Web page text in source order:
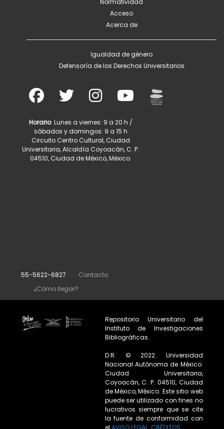
Normatividad
Acceso
Acerca de
Igualdad de género
Defensoría de los Derechos Universitarios
Horario: Lunes a viernes: 9 a 20 h /
sábados y domingos: 9 a 15 h
Circuito Centro Cultural, Ciudad
Universitaria, Alcaldía Coyoacán, C. P.
04510, Ciudad de México, México.
55-5622-6827
Contacto
¿Cómo llegar?
Repositorio Universitario del
Instituto de Investigaciones
Bibliográficas.
D.R. © 2022. Universidad
Nacional Autónoma de México.
Ciudad Universitaria,
Coyoacán, C. P. 04510, Ciudad
de México, México. Este sitio web
puede ser utilizado con fines no
lucrativos siempre que se cite
la fuente de conformidad con